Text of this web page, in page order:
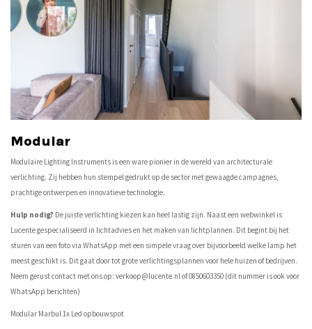
Modular
Modulaire Lighting Instruments is een ware pionier in de wereld van architecturale
verlichting. Zij hebben hun stempel gedrukt op de sector met gewaagde campagnes,
prachtige ontwerpen en innovatieve technologie.
Hulp nodig? De juiste verlichting kiezen kan heel lastig zijn. Naast een webwinkel is
Lucente gespecialiseerd in lichtadvies en het maken van lichtplannen. Dit begint bij het
sturen van een foto via WhatsApp met een simpele vraag over bijvoorbeeld welke lamp het
meest geschikt is. Dit gaat door tot grote verlichtingsplannen voor hele huizen of bedrijven.
Neem gerust contact met ons op: verkoop@lucente.nlof 0850603350 (dit nummer is ook voor
WhatsApp berichten)
Modular Marbul 1x Led opbouwspot